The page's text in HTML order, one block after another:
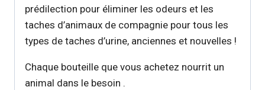
prédilection pour éliminer les odeurs et les
taches d’animaux de compagnie pour tous les
types de taches d’urine, anciennes et nouvelles !
Chaque bouteille que vous achetez nourrit un
animal dans le besoin .